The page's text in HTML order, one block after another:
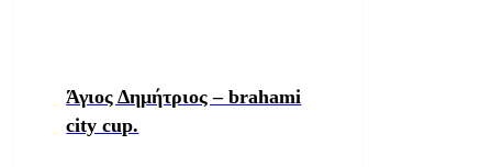
Άγιος Δημήτριος – brahami
city cup.